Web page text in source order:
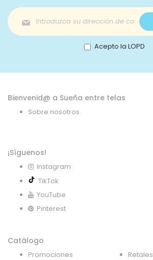
Inscríbase
a
nuestro
boletín
de
Acepto la LOPD
Bienvenid@ a Sueña entre telas
Sobre nosotros
¡Síguenos!
Instagram
TikTok
YouTube
Pinterest
Catálogo
Promociones
Retales